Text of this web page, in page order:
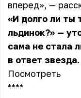
вперед», —
«И долго ли ты
льдинок?» —
сама не стала
в ответ звезда.
Посмотреть
** **